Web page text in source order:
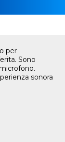
per
Sono
sonora